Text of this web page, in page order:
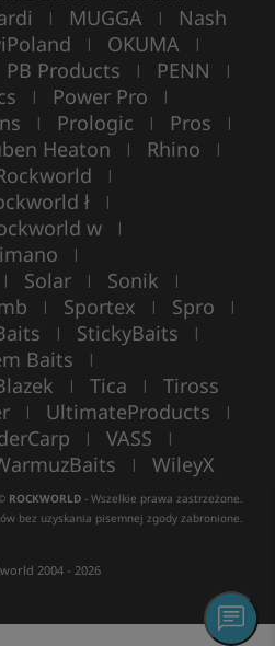
| MUGGA | Nash
| OKUMA |
PB Products | PENN |
| Power Pro |
| Prologic | Pros |
Heaton | Rhino |
|
ł |
w |
|
| Solar | Sonik |
| Sportex | Spro |
| StickyBaits |
Baits |
| Tica | Tiross
| UltimateProducts |
| VASS |
| WileyX
ROCKWORLD - Wszelkie prawa zastrzeżone.
bez uzyskania pisemnej zgody zabronione.
2004 - 2026